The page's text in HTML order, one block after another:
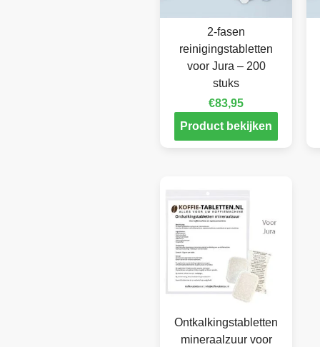
2-fasen
reinigingstabletten
voor Jura – 200
stuks
€83,95
Product bekijken
Ontkalkingstabletten
mineraalzuur voor